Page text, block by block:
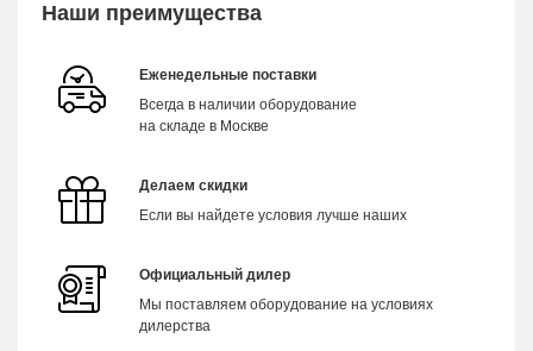
Наши преимущества
Еженедельные поставки
Всегда в наличии оборудование
на складе в Москве
Делаем скидки
Если вы найдете условия лучше наших
Официальный дилер
Мы поставляем оборудование на условиях
дилерства